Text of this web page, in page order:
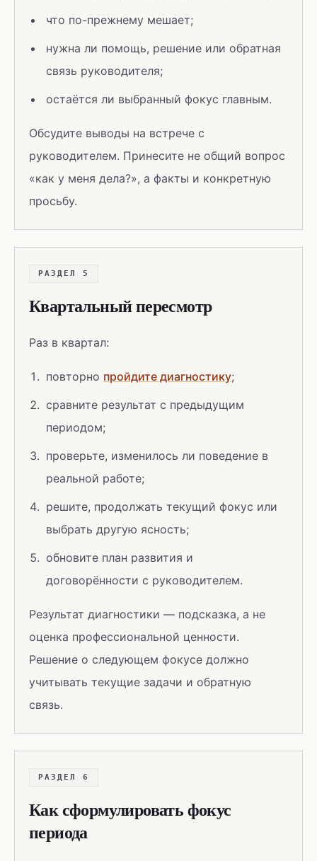
что по-прежнему мешает;
нужна ли помощь, решение или обратная
связь руководителя;
остаётся ли выбранный фокус главным.
Обсудите выводы на встрече с
руководителем. Принесите не общий вопрос
«как у меня дела?», а факты и конкретную
просьбу.
РАЗДЕЛ 5
Квартальный пересмотр
Раз в квартал:
повторно пройдите диагностику;
сравните результат с предыдущим
периодом;
проверьте, изменилось ли поведение в
реальной работе;
решите, продолжать текущий фокус или
выбрать другую ясность;
обновите план развития и
договорённости с руководителем.
Результат диагностики — подсказка, а не
оценка профессиональной ценности.
Решение о следующем фокусе должно
учитывать текущие задачи и обратную
связь.
РАЗДЕЛ 6
Как сформулировать фокус
периода